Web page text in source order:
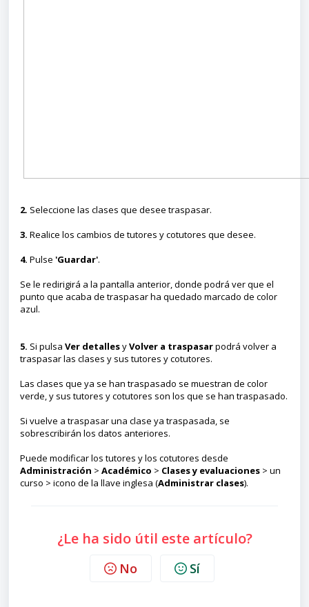
2. Seleccione las clases que desee traspasar.
3. Realice los cambios de tutores y cotutores que desee.
4. Pulse 'Guardar'.
Se le redirigirá a la pantalla anterior, donde podrá ver que el
punto que acaba de traspasar ha quedado marcado de color
azul.
5. Si pulsa Ver detallesyVolver a traspasarpodrá volver a
traspasar las clases y sus tutores y cotutores.
Las clases que ya se han traspasado se muestran de color
verde, y sus tutores y cotutores son los que se han traspasado.
Si vuelve a traspasar una clase ya traspasada, se
sobrescribirán los datos anteriores.
Puede modificar los tutores y los cotutores desde
Administración > Académico > Clases y evaluaciones > un
curso > icono de la llave inglesa (Administrar clases).
¿Le ha sido útil este artículo?
No Sí